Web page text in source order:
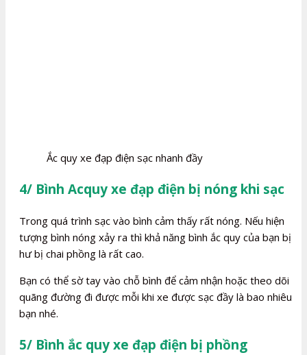
Ắc quy xe đạp điện sạc nhanh đầy
4/ Bình Acquy xe đạp điện bị nóng khi sạc
Trong quá trình sạc vào bình cảm thấy rất nóng. Nếu hiện
tượng bình nóng xảy ra thì khả năng bình ắc quy của bạn bị
hư bị chai phồng là rất cao.
Bạn có thể sờ tay vào chỗ bình để cảm nhận hoặc theo dõi
quãng đường đi được mỗi khi xe được sạc đầy là bao nhiêu
bạn nhé.
5/ Bình ắc quy xe đạp điện bị phồng